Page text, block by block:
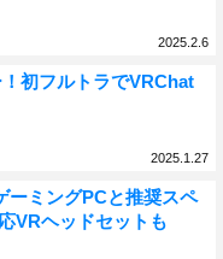
2025.2.6
初フルトラでVRChat
2025.1.27
ーミングPCと推奨スペ
VRヘッドセットも